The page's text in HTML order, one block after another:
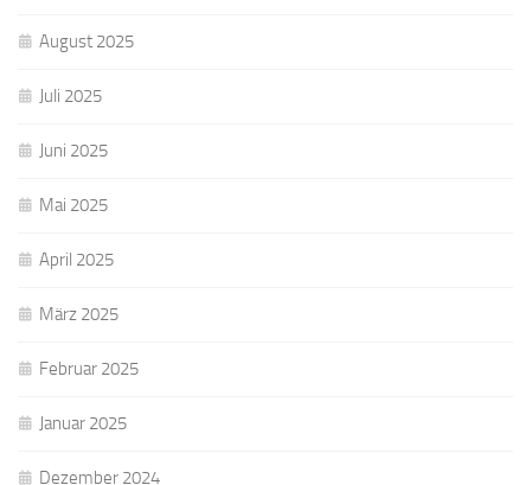
August 2025
Juli 2025
Juni 2025
Mai 2025
April 2025
März 2025
Februar 2025
Januar 2025
Dezember 2024